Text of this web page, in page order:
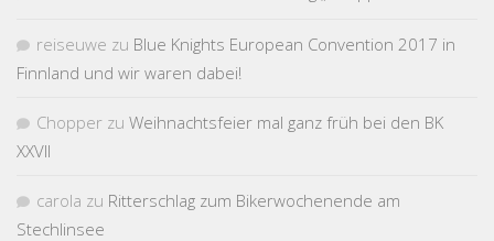
reiseuwe zu Blue Knights European Convention 2017 in
Finnland und wir waren dabei!
Chopper zu Weihnachtsfeier mal ganz früh bei den BK
XXVII
carola zu Ritterschlag zum Bikerwochenende am
Stechlinsee